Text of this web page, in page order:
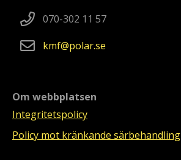
070-302 11 57
kmf
polarse
Om webbplatsen
Integritetspolicy
Policy mot kränkande särbehandling